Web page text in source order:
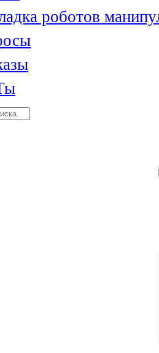
роботов